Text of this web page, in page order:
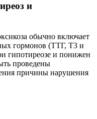
и
обычно включает
гормонов (ТТГ, Т3 и
гипотиреозе и понижен
проведены
причины нарушения